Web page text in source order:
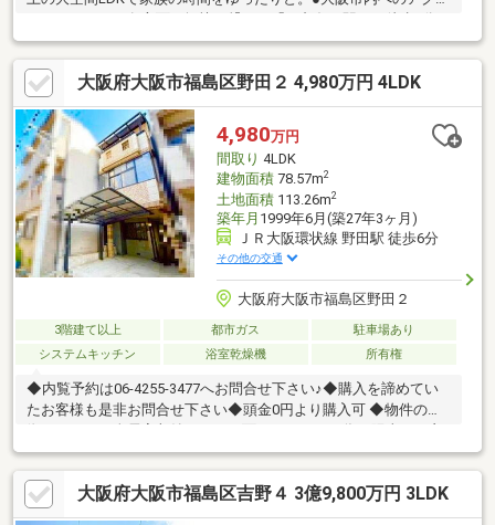
好立地です。●開放感あふれる「スカイバルコニー」があり、プ
ライベートな屋外空間を楽しめます。●駐車場にはこれからの時
代に嬉しい「電気自動車用（EV）充電電源」を完備。●スーパー
（ライフ徒歩6分）や小学校（徒歩4分）が近く、生活利便性も抜
群です。
大阪府大阪市福島区野田２ 4,980万円 4LDK
4,980万円
間取り 4LDK
建物面積78.57m2
土地面積113.26m2
築年月 1999年6月(築27年3ヶ月)
ＪＲ大阪環状線 野田駅 徒歩6分
その他の交通
大阪府大阪市福島区野田２
3階建て以上 都市ガス
駐車場あり
システムキッチン
浴室乾燥機 所有権
◆内覧予約は06-4255-3477へお問合せ下さい♪◆購入を諦めてい
たお客様も是非お問合せ下さい◆頭金0円より購入可 ◆物件の特
好・作業のしやすいL字型キッチン・2階に水回り集中・トイレ2
ヶ所有・周辺環境充実◆見るだけ大歓迎◆接客対応品質に自信が
あり◆夜間早朝もお気軽にご連絡ください！◆無料送迎可「購入
するか分からないけど見るだけ見たい」「他社の物件もまとめて
大阪府大阪市福島区吉野４ 3億9,800万円 3LDK